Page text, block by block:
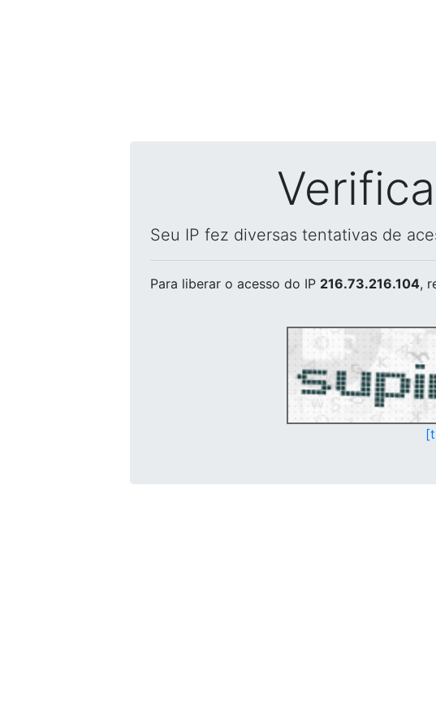
Seu IP fez diversas tentativas de
Para liberar o acesso do IP 216.73.216.104,